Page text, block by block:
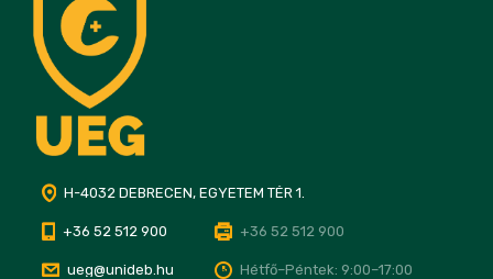
H-4032 DEBRECEN, EGYETEM TÉR 1.
+36 52 512 900 +36 52 512 900
ueg@unideb.hu Hétfő–Péntek: 9:00–17:00